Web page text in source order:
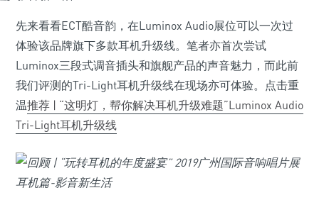
先来看看ECT酷音韵，在Luminox Audio展位可以一次过
体验该品牌旗下多款耳机升级线。笔者亦首次尝试
Luminox三段式调音插头和旗舰产品的声音魅力，而此前
我们评测的Tri-Light耳机升级线在现场亦可体验。点击重
温推荐 | “这明灯，帮你解决耳机升级难题”Luminox Audio
Tri-Light耳机升级线